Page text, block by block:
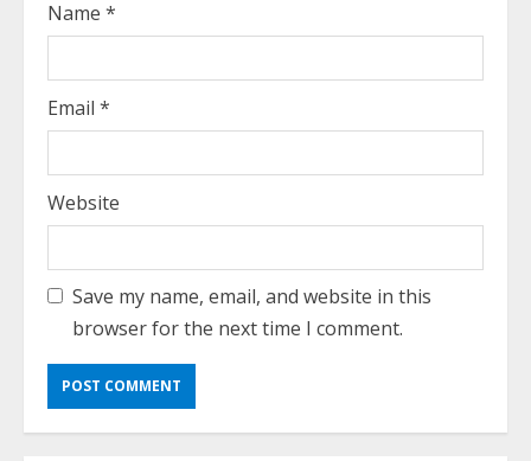
Name *
Email *
Website
Save my name, email, and website in this
browser for the next time I comment.